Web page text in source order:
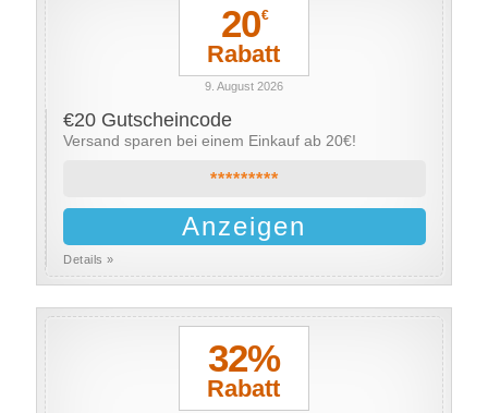
20€
Rabatt
9. August 2026
€20 Gutscheincode
Versand sparen bei einem Einkauf ab 20€!
*********
Anzeigen
Details »
32%
Rabatt